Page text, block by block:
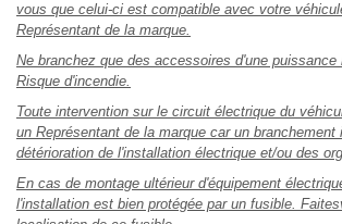
vous que celui-ci est compatible avec votre
Représentant de la marque.
Ne branchez que des accessoires d'une
Risque d'incendie.
Toute intervention sur le circuit électrique du
un Représentant de la marque car un
détérioration de l'installation électrique et/ou des
En cas de montage ultérieur d'équipement
l'installation est bien protégée par un fusible.